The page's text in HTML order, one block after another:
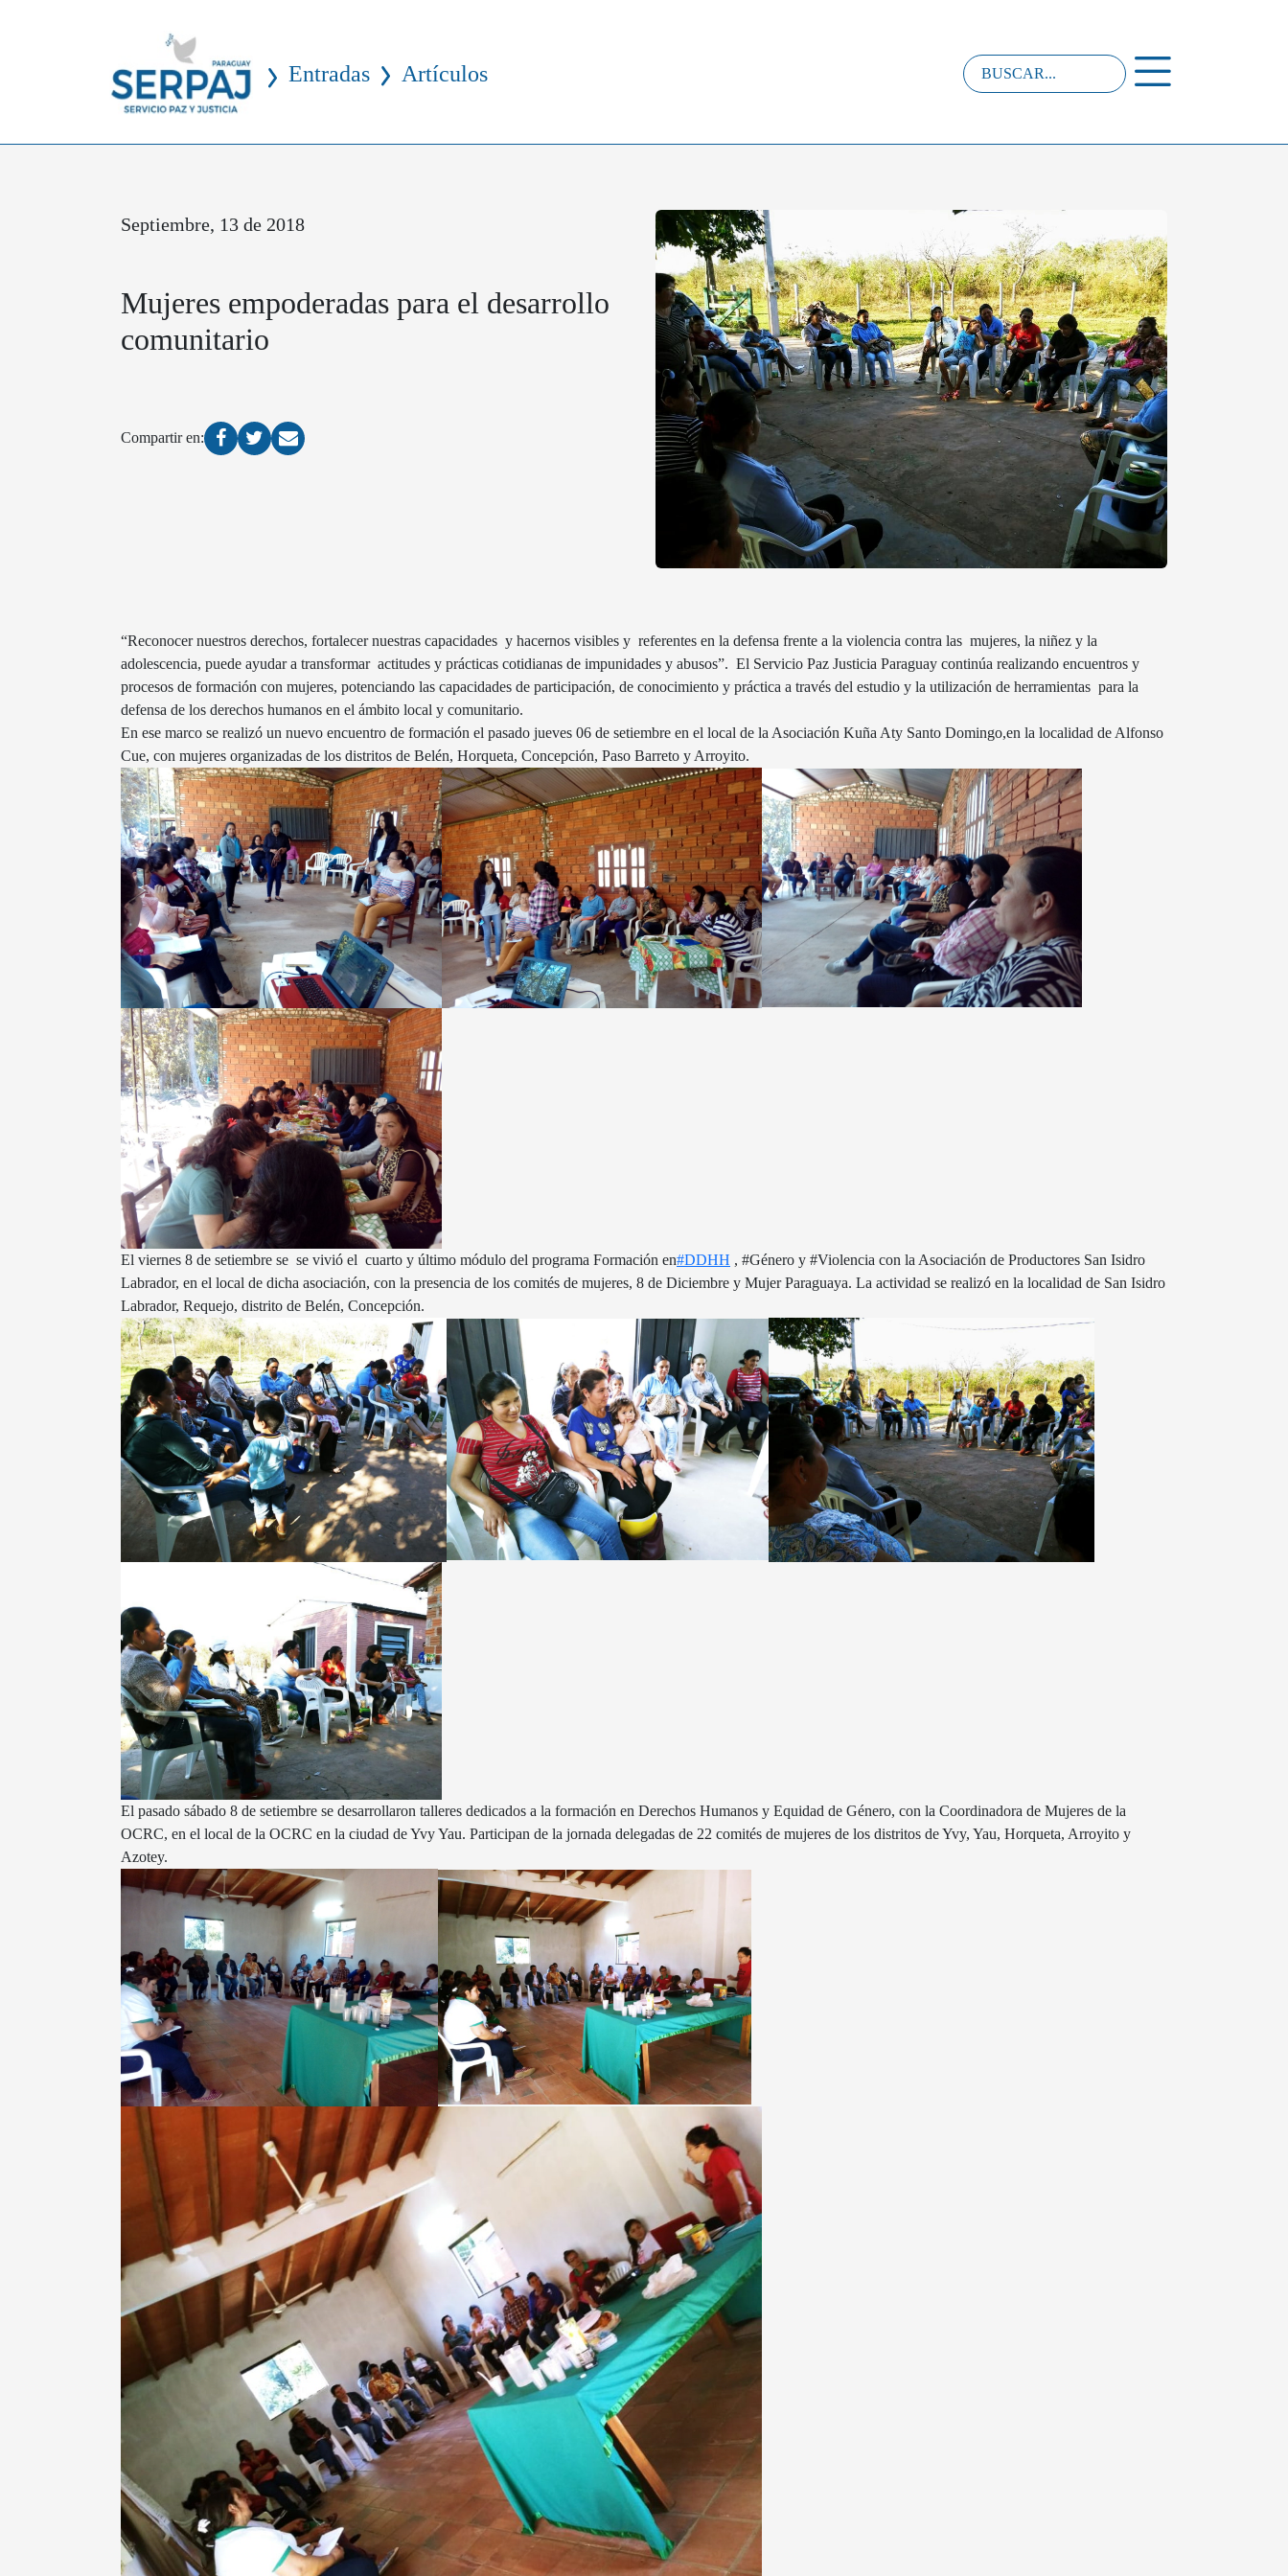
Entradas Artículos
Septiembre, 13 de 2018
Mujeres empoderadas para el desarrollo
comunitario
Compartir en:
“Reconocer nuestros derechos, fortalecer nuestras capacidades y hacernos visibles y referentes en la defensa frente a la violencia contra las mujeres, la niñez y la
adolescencia, puede ayudar a transformar actitudes y prácticas cotidianas de impunidades y abusos”. El Servicio Paz Justicia Paraguay continúa realizando encuentros y
procesos de formación con mujeres, potenciando las capacidades de participación, de conocimiento y práctica a través del estudio y la utilización de herramientas para la
defensa de los derechos humanos en el ámbito local y comunitario.
En ese marco se realizó un nuevo encuentro de formación el pasado jueves 06 de setiembre en el local de la Asociación Kuña Aty Santo Domingo,en la localidad de Alfonso
Cue, con mujeres organizadas de los distritos de Belén, Horqueta, Concepción, Paso Barreto y Arroyito.
El viernes 8 de setiembre se se vivió el cuarto y último módulo del programa Formación en#DDHH , #Género y #Violencia con la Asociación de Productores San Isidro
Labrador, en el local de dicha asociación, con la presencia de los comités de mujeres, 8 de Diciembre y Mujer Paraguaya. La actividad se realizó en la localidad de San Isidro
Labrador, Requejo, distrito de Belén, Concepción.
El pasado sábado 8 de setiembre se desarrollaron talleres dedicados a la formación en Derechos Humanos y Equidad de Género, con la Coordinadora de Mujeres de la
OCRC, en el local de la OCRC en la ciudad de Yvy Yau. Participan de la jornada delegadas de 22 comités de mujeres de los distritos de Yvy, Yau, Horqueta, Arroyito y
Azotey.